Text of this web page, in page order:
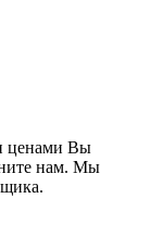
ценами Вы
нам. Мы